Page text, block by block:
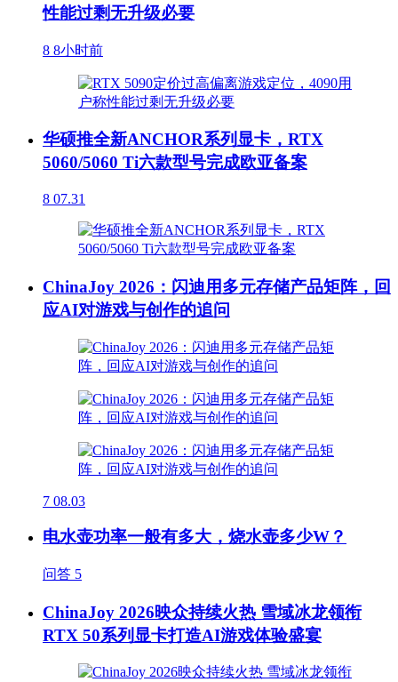
性能过剩无升级必要
8 8小时前
华硕推全新ANCHOR系列显卡，RTX
5060/5060 Ti六款型号完成欧亚备案
8 07.31
ChinaJoy 2026：闪迪用多元存储产品矩阵，回
应AI对游戏与创作的追问
7 08.03
电水壶功率一般有多大，烧水壶多少W？
问答 5
ChinaJoy 2026映众持续火热 雪域冰龙领衔
RTX 50系列显卡打造AI游戏体验盛宴